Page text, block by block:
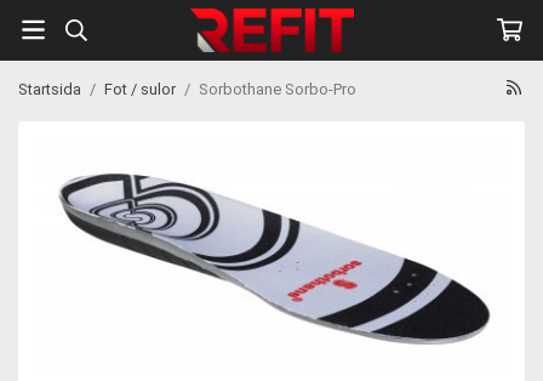
Startsida / Fot / sulor / Sorbothane Sorbo-Pro